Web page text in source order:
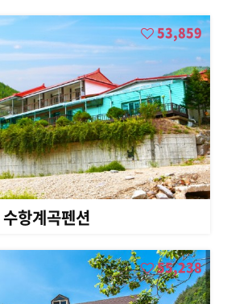
53,859
수항계곡펜션
55,238